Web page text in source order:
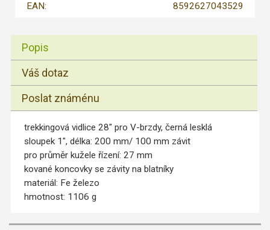
EAN:
8592627043529
Popis
Váš dotaz
Poslat známénu
trekkingová vidlice 28" pro V-brzdy, černá lesklá
sloupek 1", délka: 200 mm/ 100 mm závit
pro průměr kužele řízení: 27 mm
kované koncovky se závity na blatníky
materiál: Fe železo
hmotnost: 1106 g